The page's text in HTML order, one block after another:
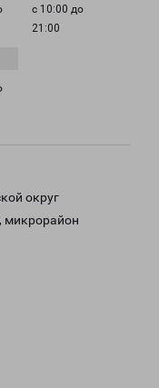
с 10:00 до
21:00
округ
микрорайон